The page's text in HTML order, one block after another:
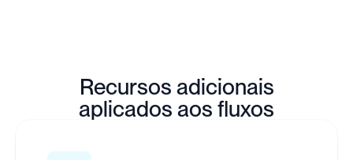
Recursos adicionais
aplicados aos fluxos